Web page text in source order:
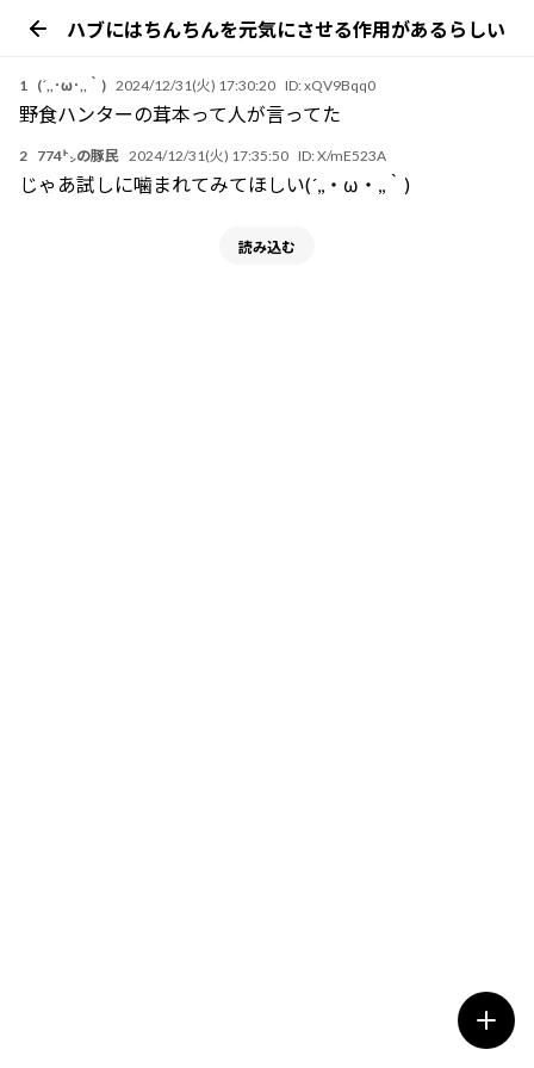
ハブにはちんちんを元気にさせる作用があるらしい
1 (´,,･ω･,,｀) 2024/12/31(火) 17:30:20 ID:xQV9Bqq0
野食ハンターの茸本って人が言ってた
2 774㌧の豚民 2024/12/31(火) 17:35:50 ID:X/mE523A
じゃあ試しに噛まれてみてほしい(´,,・ω・,,｀)
読み込む